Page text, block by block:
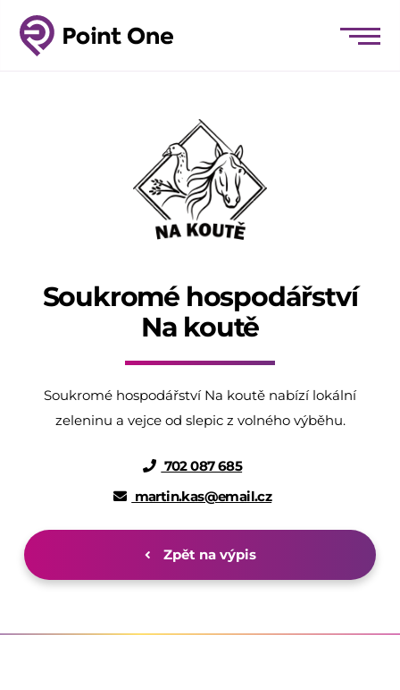
Soukromé hospodářství
Na koutě
Soukromé hospodářství Na koutě nabízí lokální
zeleninu a vejce od slepic z volného výběhu.
702 087 685
martin.kas@email.cz
Zpět na výpis